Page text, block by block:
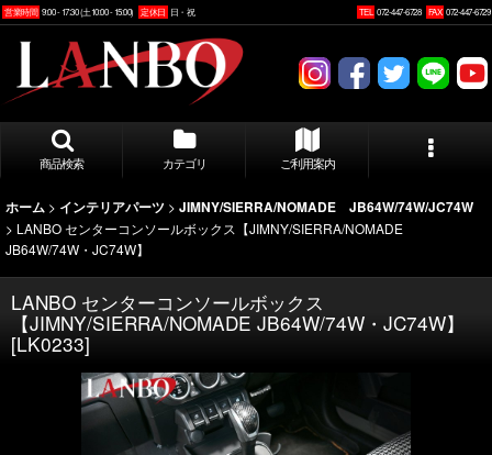
営業時間 9:00 - 17:30 (土10:00 - 15:00) 定休日 日・祝 TEL 072-447-6728 FAX 072-447-6729
商品検索 カテゴリ ご利用案内
ホーム > インテリアパーツ > JIMNY/SIERRA/NOMADE JB64W/74W/JC74W
> LANBO センターコンソールボックス【JIMNY/SIERRA/NOMADE
JB64W/74W・JC74W】
LANBO センターコンソールボックス
【JIMNY/SIERRA/NOMADE JB64W/74W・JC74W】
[LK0233]